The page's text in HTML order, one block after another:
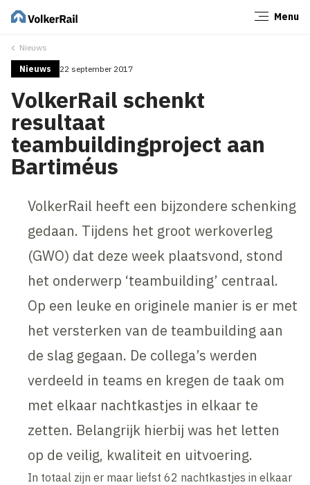
Menu
Nieuws
Nieuws 22 september 2017
VolkerRail schenkt
resultaat
teambuildingproject aan
Bartiméus
VolkerRail heeft een bijzondere schenking
gedaan. Tijdens het groot werkoverleg
(GWO) dat deze week plaatsvond, stond
het onderwerp ‘teambuilding’ centraal.
Op een leuke en originele manier is er met
het versterken van de teambuilding aan
de slag gegaan. De collega’s werden
verdeeld in teams en kregen de taak om
met elkaar nachtkastjes in elkaar te
zetten. Belangrijk hierbij was het letten
op de veilig, kwaliteit en uitvoering.
In totaal zijn er maar liefst 62 nachtkastjes in elkaar
Sluiten